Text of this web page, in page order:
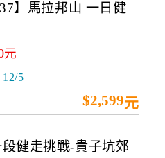
】馬拉邦山 一日健
元
12/5
$2,599起
段健走挑戰-貴子坑郊